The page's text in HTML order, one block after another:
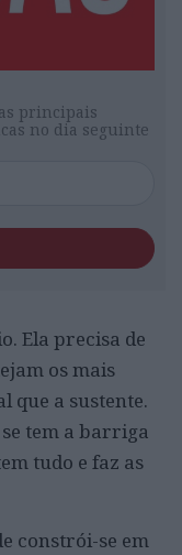
principais
no dia seguinte
Ela precisa de
os mais
que a sustente.
tem a barriga
tudo e faz as
constrói-se em